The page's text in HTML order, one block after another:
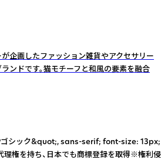
企画したファッション雑貨やアクセサリー
ンドです。猫モチーフと和風の要素を融合
ック&quot;, sans-serif; font-
持ち、日本でも商標登録を取得